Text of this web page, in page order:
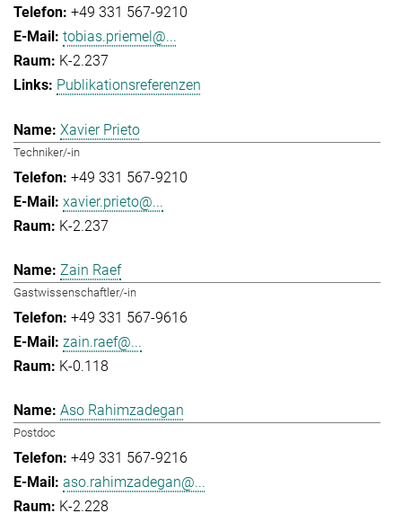
+49 331 567-9210
tobias.priemel@...
K-2.237
Publikationsreferenzen
Xavier Prieto
Techniker/-in
+49 331 567-9210
xavier.prieto@...
K-2.237
Zain Raef
Gastwissenschaftler/-in
+49 331 567-9616
zain.raef@...
K-0.118
Aso Rahimzadegan
Postdoc
+49 331 567-9216
aso.rahimzadegan@...
K-2.228